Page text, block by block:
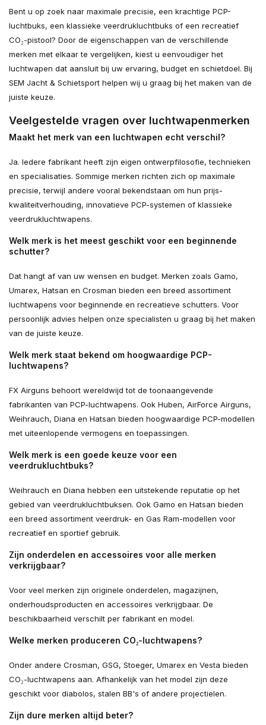
Bent u op zoek naar maximale precisie, een krachtige PCP-
luchtbuks, een klassieke veerdrukluchtbuks of een recreatief
CO₂-pistool? Door de eigenschappen van de verschillende
merken met elkaar te vergelijken, kiest u eenvoudiger het
luchtwapen dat aansluit bij uw ervaring, budget en schietdoel. Bij
SEM Jacht & Schietsport helpen wij u graag bij het maken van de
juiste keuze.
Veelgestelde vragen over luchtwapenmerken
Maakt het merk van een luchtwapen echt verschil?
Ja. Iedere fabrikant heeft zijn eigen ontwerpfilosofie, technieken
en specialisaties. Sommige merken richten zich op maximale
precisie, terwijl andere vooral bekendstaan om hun prijs-
kwaliteitverhouding, innovatieve PCP-systemen of klassieke
veerdrukluchtwapens.
Welk merk is het meest geschikt voor een beginnende
schutter?
Dat hangt af van uw wensen en budget. Merken zoals Gamo,
Umarex, Hatsan en Crosman bieden een breed assortiment
luchtwapens voor beginnende en recreatieve schutters. Voor
persoonlijk advies helpen onze specialisten u graag bij het maken
van de juiste keuze.
Welk merk staat bekend om hoogwaardige PCP-
luchtwapens?
FX Airguns behoort wereldwijd tot de toonaangevende
fabrikanten van PCP-luchtwapens. Ook Huben, AirForce Airguns,
Weihrauch, Diana en Hatsan bieden hoogwaardige PCP-modellen
met uiteenlopende vermogens en toepassingen.
Welk merk is een goede keuze voor een
veerdrukluchtbuks?
Weihrauch en Diana hebben een uitstekende reputatie op het
gebied van veerdrukluchtbuksen. Ook Gamo en Hatsan bieden
een breed assortiment veerdruk- en Gas Ram-modellen voor
recreatief en sportief gebruik.
Zijn onderdelen en accessoires voor alle merken
verkrijgbaar?
Voor veel merken zijn originele onderdelen, magazijnen,
onderhoudsproducten en accessoires verkrijgbaar. De
beschikbaarheid verschilt per fabrikant en model.
Welke merken produceren CO₂-luchtwapens?
Onder andere Crosman, GSG, Stoeger, Umarex en Vesta bieden
CO₂-luchtwapens aan. Afhankelijk van het model zijn deze
geschikt voor diabolos, stalen BB's of andere projectielen.
Zijn dure merken altijd beter?